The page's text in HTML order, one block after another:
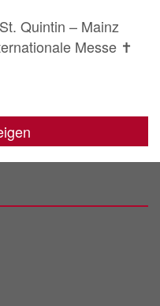
Quintin – Mainz
Messe ✝️